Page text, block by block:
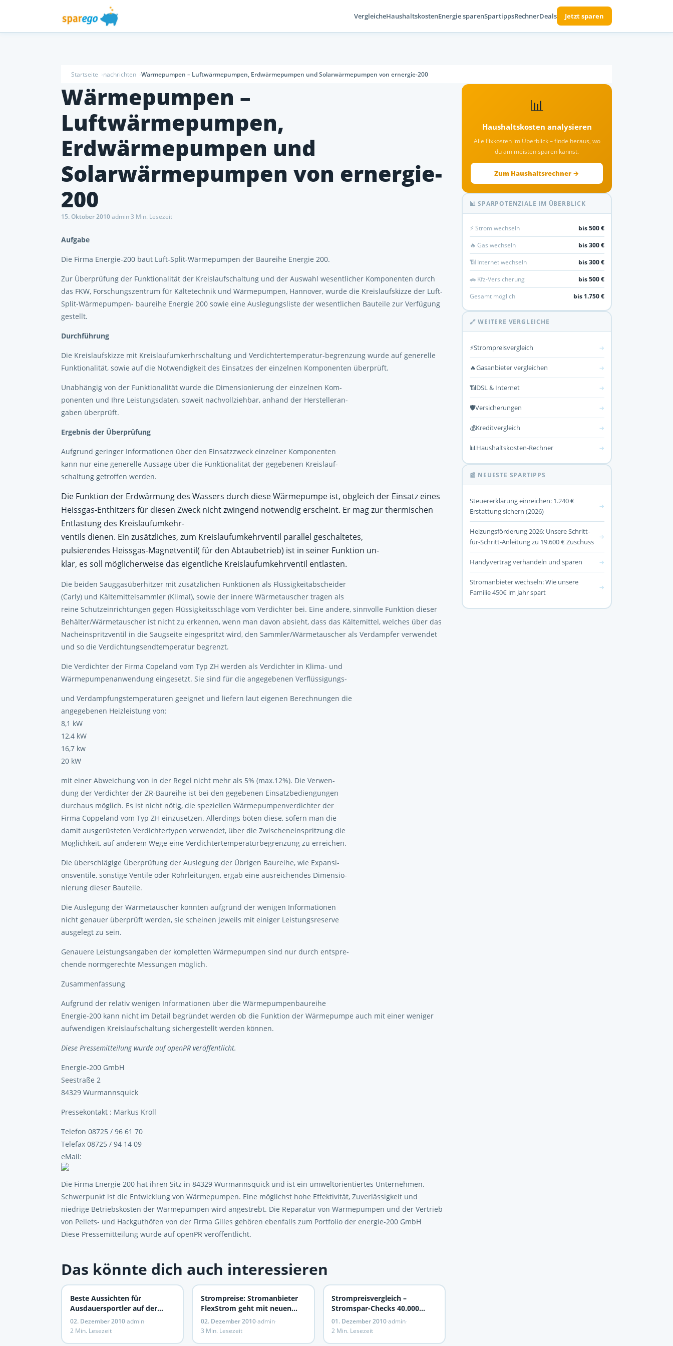
VergleicheHaushaltskostenEnergie sparenSpartippsRechnerDeals Jetzt sparen
Startseite nachrichten Wärmepumpen – Luftwärmepumpen, Erdwärmepumpen und Solarwärmepumpen von ernergie-200
Wärmepumpen –
Luftwärmepumpen,
Erdwärmepumpen und
Solarwärmepumpen von ernergie-
200
15. Oktober 2010·admin·3 Min. Lesezeit
Aufgabe
Die Firma Energie-200 baut Luft-Split-Wärmepumpen der Baureihe Energie 200.
Zur Überprüfung der Funktionalität der Kreislaufschaltung und der Auswahl wesentlicher Komponenten durch
das FKW, Forschungszentrum für Kältetechnik und Wärmepumpen, Hannover, wurde die Kreislaufskizze der Luft-
Split-Wärmepumpen- baureihe Energie 200 sowie eine Auslegungsliste der wesentlichen Bauteile zur Verfügung
gestellt.
Durchführung
Die Kreislaufskizze mit Kreislaufumkerhrschaltung und Verdichtertemperatur-begrenzung wurde auf generelle
Funktionalität, sowie auf die Notwendigkeit des Einsatzes der einzelnen Komponenten überprüft.
Unabhängig von der Funktionalität wurde die Dimensionierung der einzelnen Kom-
ponenten und Ihre Leistungsdaten, soweit nachvollziehbar, anhand der Herstelleran-
gaben überprüft.
Ergebnis der Überprüfung
Aufgrund geringer Informationen über den Einsatzzweck einzelner Komponenten
kann nur eine generelle Aussage über die Funktionalität der gegebenen Kreislauf-
schaltung getroffen werden.
Die Funktion der Erdwärmung des Wassers durch diese Wärmepumpe ist, obgleich der Einsatz eines
Heissgas-Enthitzers für diesen Zweck nicht zwingend notwendig erscheint. Er mag zur thermischen
Entlastung des Kreislaufumkehr-
ventils dienen. Ein zusätzliches, zum Kreislaufumkehrventil parallel geschaltetes,
pulsierendes Heissgas-Magnetventil( für den Abtaubetrieb) ist in seiner Funktion un-
klar, es soll möglicherweise das eigentliche Kreislaufumkehrventil entlasten.
Die beiden Sauggasüberhitzer mit zusätzlichen Funktionen als Flüssigkeitabscheider
(Carly) und Kältemittelsammler (Klimal), sowie der innere Wärmetauscher tragen als
reine Schutzeinrichtungen gegen Flüssigkeitsschläge vom Verdichter bei. Eine andere, sinnvolle Funktion dieser
Behälter/Wärmetauscher ist nicht zu erkennen, wenn man davon absieht, dass das Kältemittel, welches über das
Nacheinspritzventil in die Saugseite eingespritzt wird, den Sammler/Wärmetauscher als Verdampfer verwendet
und so die Verdichtungsendtemperatur begrenzt.
Die Verdichter der Firma Copeland vom Typ ZH werden als Verdichter in Klima- und
Wärmepumpenanwendung eingesetzt. Sie sind für die angegebenen Verflüssigungs-
und Verdampfungstemperaturen geeignet und liefern laut eigenen Berechnungen die
angegebenen Heizleistung von:
8,1 kW
12,4 kW
16,7 kw
20 kW
mit einer Abweichung von in der Regel nicht mehr als 5% (max.12%). Die Verwen-
dung der Verdichter der ZR-Baureihe ist bei den gegebenen Einsatzbediengungen
durchaus möglich. Es ist nicht nötig, die speziellen Wärmepumpenverdichter der
Firma Coppeland vom Typ ZH einzusetzen. Allerdings böten diese, sofern man die
damit ausgerüsteten Verdichtertypen verwendet, über die Zwischeneinspritzung die
Möglichkeit, auf anderem Wege eine Verdichtertemperaturbegrenzung zu erreichen.
Die überschlägige Überprüfung der Auslegung der Übrigen Baureihe, wie Expansi-
onsventile, sonstige Ventile oder Rohrleitungen, ergab eine ausreichendes Dimensio-
nierung dieser Bauteile.
Die Auslegung der Wärmetauscher konnten aufgrund der wenigen Informationen
nicht genauer überprüft werden, sie scheinen jeweils mit einiger Leistungsreserve
ausgelegt zu sein.
Genauere Leistungsangaben der kompletten Wärmepumpen sind nur durch entspre-
chende normgerechte Messungen möglich.
Zusammenfassung
Aufgrund der relativ wenigen Informationen über die Wärmepumpenbaureihe
Energie-200 kann nicht im Detail begründet werden ob die Funktion der Wärmepumpe auch mit einer weniger
aufwendigen Kreislaufschaltung sichergestellt werden können.
Diese Pressemitteilung wurde auf openPR veröffentlicht.
Energie-200 GmbH
Seestraße 2
84329 Wurmannsquick
Pressekontakt : Markus Kroll
Telefon 08725 / 96 61 70
Telefax 08725 / 94 14 09
eMail:
Die Firma Energie 200 hat ihren Sitz in 84329 Wurmannsquick und ist ein umweltorientiertes Unternehmen.
Schwerpunkt ist die Entwicklung von Wärmepumpen. Eine möglichst hohe Effektivität, Zuverlässigkeit und
niedrige Betriebskosten der Wärmepumpen wird angestrebt. Die Reparatur von Wärmepumpen und der Vertrieb
von Pellets- und Hackguthöfen von der Firma Gilles gehören ebenfalls zum Portfolio der energie-200 GmbH
Diese Pressemitteilung wurde auf openPR veröffentlicht.
Das könnte dich auch interessieren
Beste Aussichten für
Ausdauersportler auf der
Laufinsel Fuerteventura
02. Dezember 2010·admin·
2 Min. Lesezeit
Strompreise: Stromanbieter
FlexStrom geht mit neuen
Tarifen in die Offensive
02. Dezember 2010·admin·
3 Min. Lesezeit
Strompreisvergleich –
Stromspar-Checks 40.000
Haushalte sparen jährlich 3,6
Millionen Euro Stromkosten
01. Dezember 2010·admin·
2 Min. Lesezeit
📊
Haushaltskosten analysieren
Alle Fixkosten im Überblick – finde heraus, wo
du am meisten sparen kannst.
Zum Haushaltsrechner →
📊 SPARPOTENZIALE IM ÜBERBLICK
⚡ Strom wechseln
bis 500 €
🔥 Gas wechseln
bis 300 €
📶 Internet wechseln
bis 300 €
🚗 Kfz-Versicherung
bis 500 €
Gesamt möglich
bis 1.750 €
🔗 WEITERE VERGLEICHE
⚡Strompreisvergleich →
🔥Gasanbieter vergleichen →
📶DSL & Internet →
🛡️Versicherungen →
💰Kreditvergleich →
📊 Haushaltskosten-Rechner →
📰 NEUESTE SPARTIPPS
Steuererklärung einreichen: 1.240 €
Erstattung sichern (2026)
→
Heizungsförderung 2026: Unsere Schritt-
für-Schritt-Anleitung zu 19.600 € Zuschuss
→
Handyvertrag verhandeln und sparen →
Stromanbieter wechseln: Wie unsere
Familie 450€ im Jahr spart
→